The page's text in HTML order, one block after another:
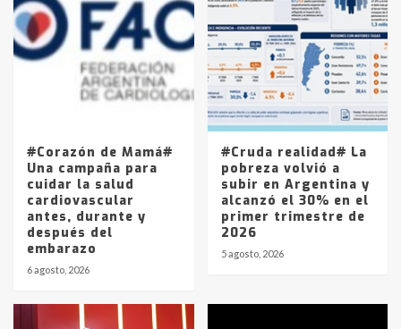
4
joven de Trenque Lauquen
Los precios de los combustibles en
La Pampa, desde YPF hasta Axion
entre 857 a 1338 pesos
#Corazón de Mamá#
Una campaña para
cuidar la salud
cardiovascular
antes, durante y
después del
embarazo
6 agosto, 2026
#Cruda realidad# La
pobreza volvió a
subir en Argentina y
alcanzó el 30% en el
primer trimestre de
2026
5 agosto, 2026